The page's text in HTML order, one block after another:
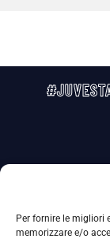
Per fornire le migliori
memorizzare e/o
La Società ha nominato il